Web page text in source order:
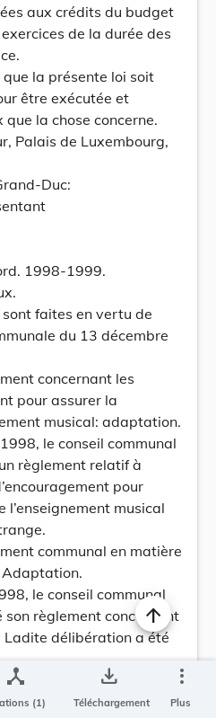
aux crédits du budget
de la durée des
la présente loi soit
être exécutée et
la chose concerne.
Palais de Luxembourg,
Duc:
1998-1999.
faites en vertu de
du 13 décembre
concernant les
pour assurer la
musical: adaptation.
le conseil communal
règlement relatif à
pour
musical
communal en matière
Adaptation.
le conseil communal
règlement concernant
Ladite délibération a été
communal sur le
device_hub
(1)
save_alt
Téléchargement
more_vert
Plus